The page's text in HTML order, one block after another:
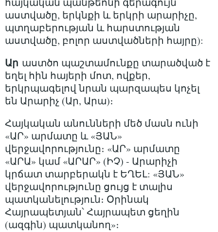
աստվածը, երկնքի և երկրի արարիչը,
պտղաբերության և հարստության
աստվածը, բոլոր աստվածների հայրը):
Ար աստծո պաշտամունքը տարածված է
եղել հին հայերի մոտ, ովքեր,
երկրպագելով նրան պարզապես կոչել
են Արարիչ (Ար, Արա)։
Հայկական անունների մեծ մասն ունի
«ԱՐ» արմատը և «ՅԱՆ»
վերջավորությունը։ «ԱՐ» արմատը
«ԱՐԱ» կամ «ԱՐԱՐ» (ԻՉ) - Արարիչի
կրճատ տարբերակն է ԵՂԵԼ: «ՅԱՆ»
վերջավորությունը ցույց է տալիս
պատկանելություն։ Օրինակ
Հայրապետյան՝ Հայրապետ ցեղին
(ազգին) պատկանող»։